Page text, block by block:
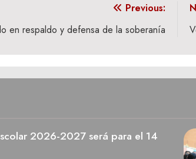
Previous:
en respaldo y defensa de la soberanía
2026-2027 será para el 14